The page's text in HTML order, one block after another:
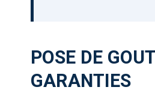
POSE DE
GARANTIES